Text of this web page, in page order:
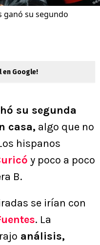
ganó su segundo
en Google!
su segunda
casa, algo que no
hispanos
y poco a poco
B.
se irían con
. La
análisis,